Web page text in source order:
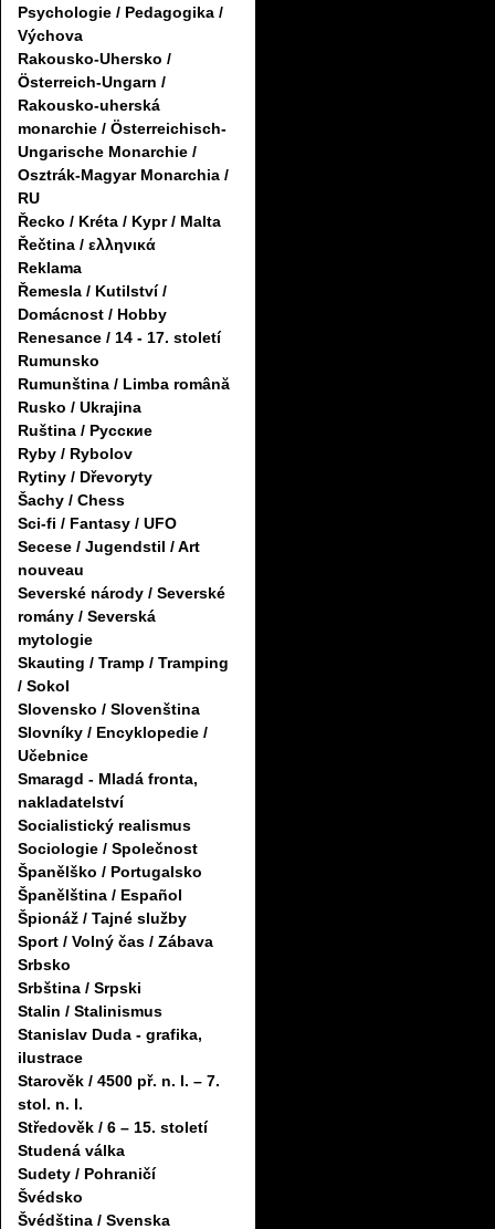
Psychologie / Pedagogika /
Výchova
Rakousko-Uhersko /
Österreich-Ungarn /
Rakousko-uherská
monarchie / Österreichisch-
Ungarische Monarchie /
Osztrák-Magyar Monarchia /
RU
Řecko / Kréta / Kypr / Malta
Řečtina / ελληνικά
Reklama
Řemesla / Kutilství /
Domácnost / Hobby
Renesance / 14 - 17. století
Rumunsko
Rumunština / Limba română
Rusko / Ukrajina
Ruština / Русские
Ryby / Rybolov
Rytiny / Dřevoryty
Šachy / Chess
Sci-fi / Fantasy / UFO
Secese / Jugendstil / Art
nouveau
Severské národy / Severské
romány / Severská
mytologie
Skauting / Tramp / Tramping
/ Sokol
Slovensko / Slovenština
Slovníky / Encyklopedie /
Učebnice
Smaragd - Mladá fronta,
nakladatelství
Socialistický realismus
Sociologie / Společnost
Španělško / Portugalsko
Španělština / Español
Špionáž / Tajné služby
Sport / Volný čas / Zábava
Srbsko
Srbština / Srpski
Stalin / Stalinismus
Stanislav Duda - grafika,
ilustrace
Starověk / 4500 př. n. l. – 7.
stol. n. l.
Středověk / 6 – 15. století
Studená válka
Sudety / Pohraničí
Švédsko
Švédština / Svenska